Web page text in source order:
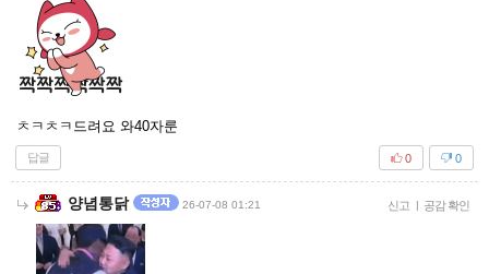
ㅊㅋㅊㅋ드려요 와40자룬
답글 0
0
양념통닭 26-07-08 01:21 신고 | 공감 확인